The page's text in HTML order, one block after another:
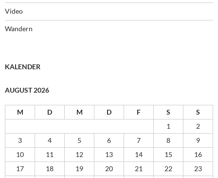
Video
Wandern
KALENDER
AUGUST 2026
M D M D F S
S
1
2
3
4 5 6 7 8
9
10
11 12 13 14 15
16
17
18 19 20 21 22
23